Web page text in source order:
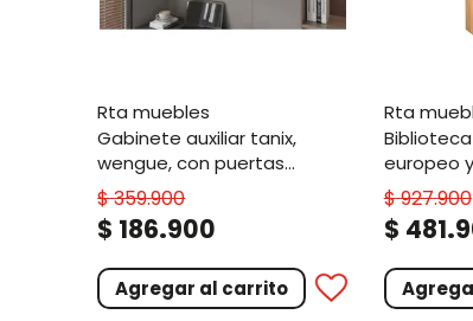
rta muebles
gabinete auxiliar tanix,
wengue, con puertas
corredizas zf
$359.900
$ 186.900
Agregar al carrito
rta
biblioteca beijing, fresno
europeo
azul
$927.900
$ 481.